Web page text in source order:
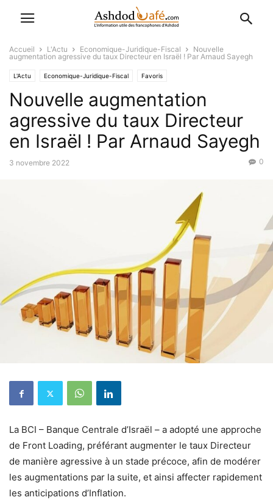
Accueil L'Actu Economique-Juridique-Fiscal
Nouvelle
augmentation agressive du taux Directeur en Israël ! Par Arnaud Sayegh
L'Actu Economique-Juridique-Fiscal Favoris
Nouvelle augmentation
agressive du taux Directeur
en Israël ! Par Arnaud Sayegh
3 novembre 2022 0
La BCI – Banque Centrale d’Israël – a adopté une approche
de Front Loading, préférant augmenter le taux Directeur
de manière agressive à un stade précoce, afin de modérer
les augmentations par la suite, et ainsi affecter rapidement
les anticipations d’Inflation.